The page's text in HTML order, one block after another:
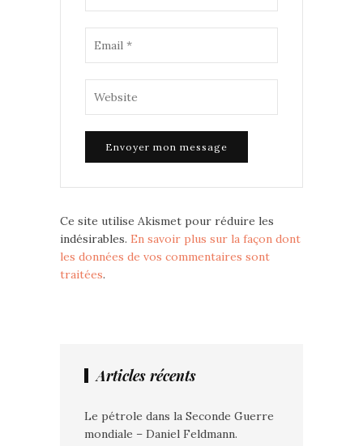
Ce site utilise Akismet pour réduire les
indésirables. En savoir plus sur la façon dont
les données de vos commentaires sont
traitées.
Articles récents
Le pétrole dans la Seconde Guerre
mondiale – Daniel Feldmann.